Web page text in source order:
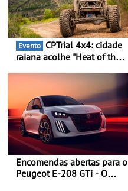
Evento
raiana acolhe "Heat of the
de equipas em Bragança
Encomendas abertas para o
Peugeot E-208 GTi - O